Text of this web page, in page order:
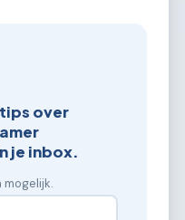
over
je inbox.